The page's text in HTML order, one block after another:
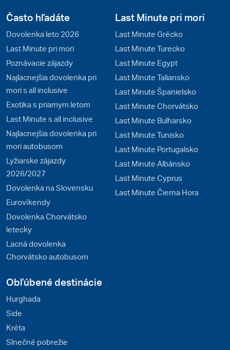
Často hľadáte
Dovolenka leto 2026
Last Minute pri mori
Poznávacie zájazdy
Najlacnejšia dovolenka pri
mori s all inclusive
Exotika s priamym letom
Last Minute s all inclusive
Najlacnejšia dovolenka pri
mori autobusom
Lyžiarske zájazdy
2026/2027
Dovolenka na Slovensku
Eurovíkendy
Dovolenka Chorvátsko
letecky
Lacná dovolenka
Chorvátsko autobusom
Last Minute pri mori
Last Minute Grécko
Last Minute Turecko
Last Minute Egypt
Last Minute Taliansko
Last Minute Španielsko
Last Minute Chorvátsko
Last Minute Bulharsko
Last Minute Tunisko
Last Minute Portugalsko
Last Minute Albánsko
Last Minute Cyprus
Last Minute Čierna Hora
Obľúbené destinácie
Hurghada
Side
Kréta
Slnečné pobrežie